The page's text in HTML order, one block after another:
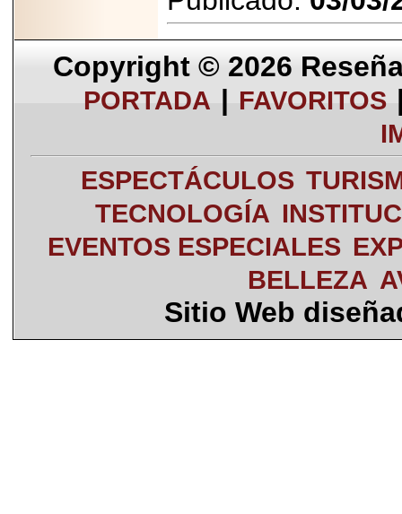
Copyright © 2026
PORTADA | FAVORITOS
ESPECTÁCULOS
TECNOLOGÍA
EVENTOS ESPECIALES
BELLEZA
Sitio Web